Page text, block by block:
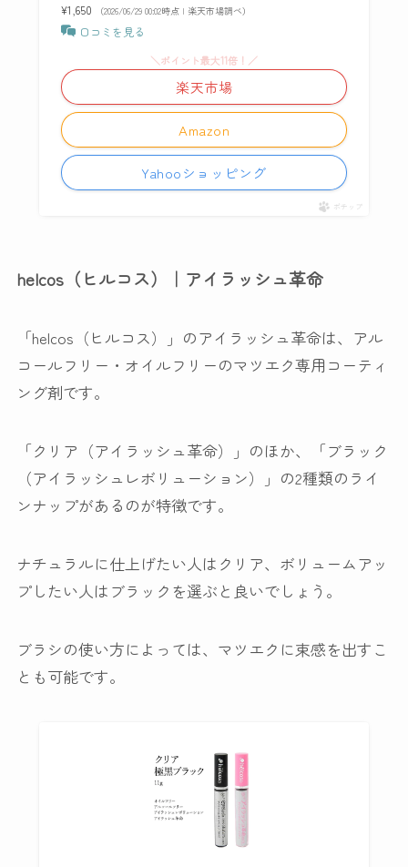
¥1,650
（2026/06/29 00:02時点 | 楽天市場調べ）
口コミを見る
Amazon
＼ポイント最大11倍！／
楽天市場
Yahooショッピング
ポチップ
helcos（ヒルコス）｜アイラッシュ革命
「helcos（ヒルコス）」のアイラッシュ革命は、 アル
コールフリー・オイルフリーのマツエク専用コーティ
ング剤です。
「クリア（アイラッシュ革命）」のほか、「ブラック
（アイラッシュレボリューション）」の2種類のライ
ンナップがあるのが特徴です。
ナチュラルに仕上げたい人はクリア、ボリュームアッ
プしたい人はブラックを選ぶと良いでしょう。
ブラシの使い方によっては、マツエクに束感を出すこ
とも可能です。